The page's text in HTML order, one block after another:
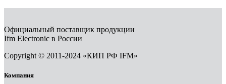
Официальный поставщик продукции
Ifm Electronic в России
Copyright © 2011-2024 «КИП РФ IFM»
Компания